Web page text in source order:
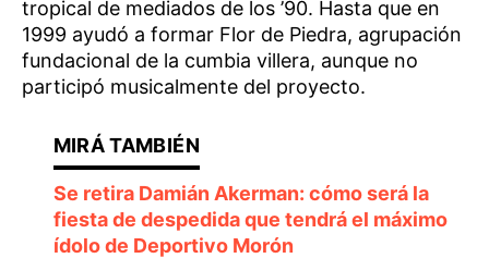
tropical de mediados de los ’90. Hasta que en
1999 ayudó a formar Flor de Piedra, agrupación
fundacional de la cumbia villera, aunque no
participó musicalmente del proyecto.
Se retira Damián Akerman: cómo será la
fiesta de despedida que tendrá el máximo
ídolo de Deportivo Morón